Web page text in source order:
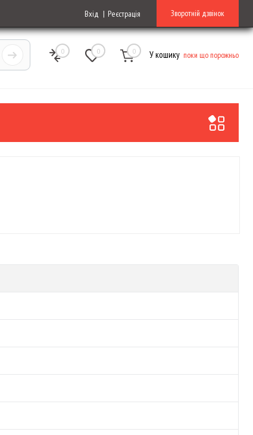
Вхід Реєстрація Зворотній дзвінок
0 0 0 У кошику поки що порожньо